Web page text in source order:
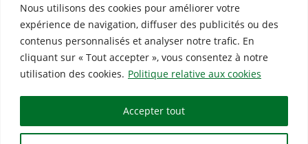
Nous utilisons des cookies pour améliorer votre
expérience de navigation, diffuser des publicités ou des
contenus personnalisés et analyser notre trafic. En
cliquant sur « Tout accepter », vous consentez à notre
utilisation des cookies. Politique relative aux cookies
Accepter tout
Oman
Pérou
Portugal
Sardaigne
Slovénie
Suisse
Turquie
Vietnam